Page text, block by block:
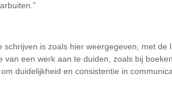
schrijven is zoals hier weergegeven, met
een werk aan te duiden, zoals bij
duidelijkheid en consistentie in